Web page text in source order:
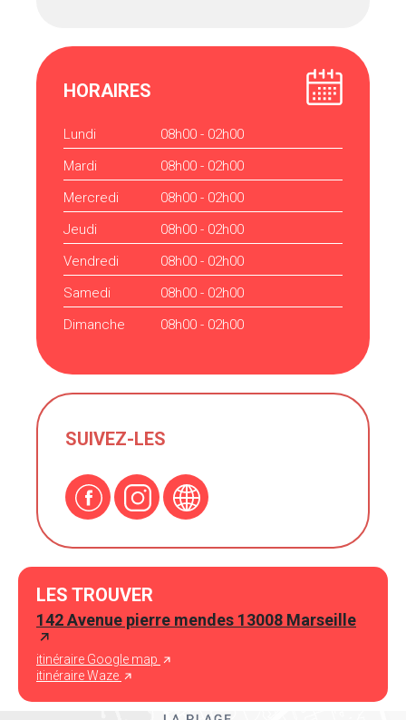
HORAIRES
Lundi
08h00 - 02h00
Mardi
08h00 - 02h00
Mercredi
08h00 - 02h00
Jeudi
08h00 - 02h00
Vendredi
08h00 - 02h00
Samedi
08h00 - 02h00
Dimanche
08h00 - 02h00
SUIVEZ-LES
LES TROUVER
142 Avenue pierre mendes 13008 Marseille
itinéraire Google map
itinéraire Waze